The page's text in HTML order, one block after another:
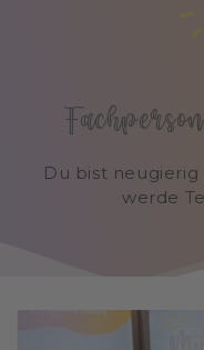
Du bist
werde